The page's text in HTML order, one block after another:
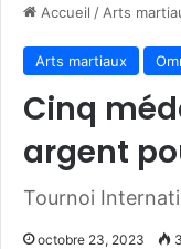
Accueil / Arts
Arts martiaux
Cinq
argent
Tournoi
octobre 23, 2023